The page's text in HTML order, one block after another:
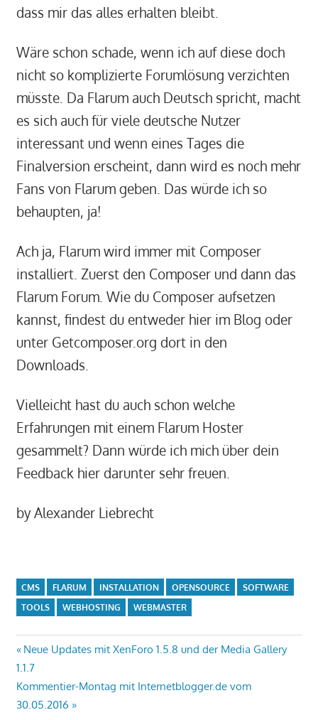
dass mir das alles erhalten bleibt.
Wäre schon schade, wenn ich auf diese doch
nicht so komplizierte Forumlösung verzichten
müsste. Da Flarum auch Deutsch spricht, macht
es sich auch für viele deutsche Nutzer
interessant und wenn eines Tages die
Finalversion erscheint, dann wird es noch mehr
Fans von Flarum geben. Das würde ich so
behaupten, ja!
Ach ja, Flarum wird immer mit Composer
installiert. Zuerst den Composer und dann das
Flarum Forum. Wie du Composer aufsetzen
kannst, findest du entweder hier im Blog oder
unter Getcomposer.org dort in den
Downloads.
Vielleicht hast du auch schon welche
Erfahrungen mit einem Flarum Hoster
gesammelt? Dann würde ich mich über dein
Feedback hier darunter sehr freuen.
by Alexander Liebrecht
CMS FLARUM INSTALLATION OPENSOURCE
SOFTWARE
TOOLS
WEBHOSTING WEBMASTER
Beitragsnavigation
Vorheriger
Beitrag:
Neue Updates mit XenForo 1.5.8 und der Media Gallery
1.1.7
Nächster
Beitrag:
Kommentier-Montag mit Internetblogger.de vom
30.05.2016